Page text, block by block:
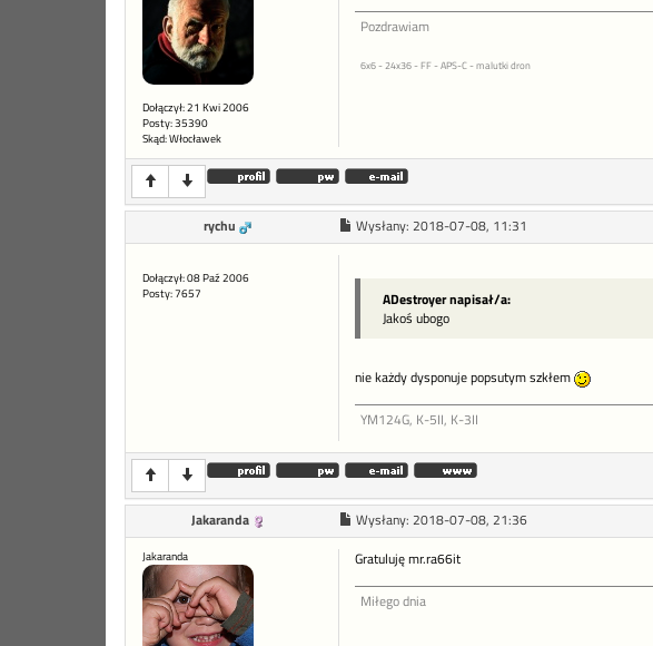
Dołączył: 21 Kwi 2006
Posty: 35390
Skąd: Włocławek
Pozdrawiam
6x6 - 24x36 - FF - APS-C - malutki dron
rychu Wysłany: 2018-07-08, 11:31
Dołączył: 08 Paź 2006
Posty: 7657
ADestroyer napisał/a:
Jakoś ubogo
nie każdy dysponuje popsutym szkłem
YM124G, K-5II, K-3II
Jakaranda Wysłany: 2018-07-08, 21:36
Jakaranda Gratuluję mr.ra66it
Miłego dnia